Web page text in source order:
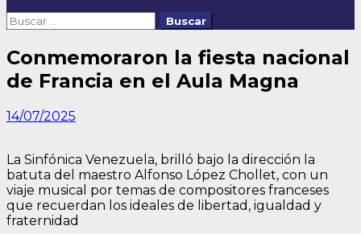
Buscar:
Conmemoraron la fiesta nacional
de Francia en el Aula Magna
14/07/2025
La Sinfónica Venezuela, brilló bajo la dirección la
batuta del maestro Alfonso López Chollet, con un
viaje musical por temas de compositores franceses
que recuerdan los ideales de libertad, igualdad y
fraternidad